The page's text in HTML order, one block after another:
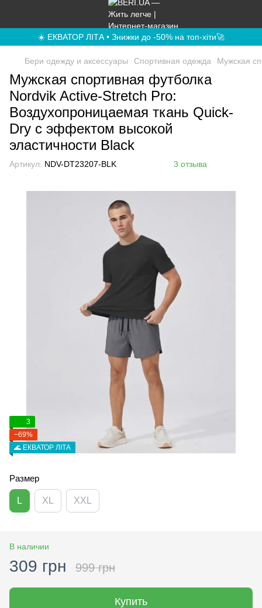
☀️ ЕКВАТОР ЛІТА • Знижки до -50% на топ-хіти🚀
Бери одежду и аксессуары Спортивная одежда Мужская
Мужская спортивная футболка
Nordvik Active-Stretch Pro:
Воздухопроницаемая ткань Quick-
Dry с эффектом высокой
эластичности Black
Артикул: NDV-DT23207-BLK 3 отзыва
3
−69%
🌊 ЕКВАТОР ЛІТА
Размер
L XL XXL
В наличии
309 грн 999 грн
Купить